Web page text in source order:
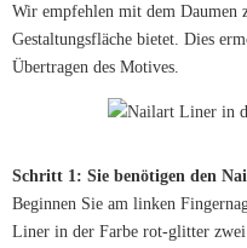
Wir empfehlen mit dem Daumen
Gestaltungsfläche bietet. Dies
Übertragen des Motives.
Schritt 1: Sie benötigen den
Beginnen Sie am linken
Liner in der Farbe rot-glitter zwei